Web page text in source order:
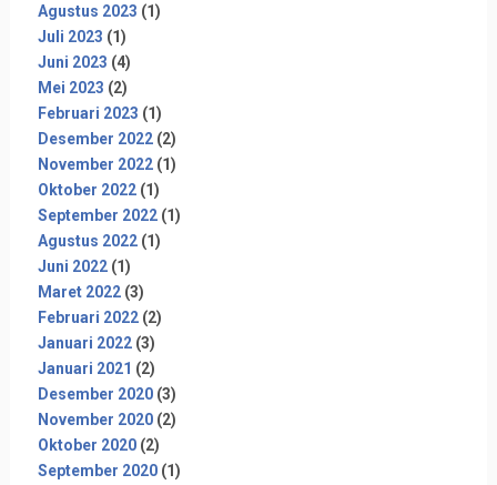
Agustus 2023 (1)
Juli 2023 (1)
Juni 2023 (4)
Mei 2023 (2)
Februari 2023 (1)
Desember 2022(2)
November 2022(1)
Oktober 2022(1)
September 2022(1)
Agustus 2022(1)
Juni 2022(1)
Maret 2022(3)
Februari 2022(2)
Januari 2022(3)
Januari 2021 (2)
Desember 2020(3)
November 2020(2)
Oktober 2020(2)
September 2020(1)